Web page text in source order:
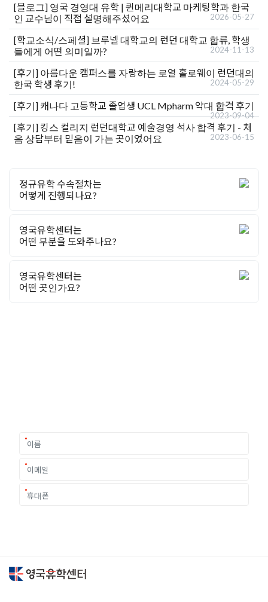
[블로그] 영국 경영대 유학 | 퀸메리대학교 마케팅학과 한국
인 교수님이 직접 설명해주셨어요
2026-05-27
[학교소식/스페셜] 브루넬 대학교의 런던 대학교 합류, 학생
들에게 어떤 의미일까?
2024-11-13
[후기] 아름다운 캠퍼스를 자랑하는 로열 홀로웨이 런던대의
한국 학생 후기!
2024-05-29
[후기] 캐나다 고등학교 졸업생 UCL Mpharm 약대 합격 후기
2023-09-04
[후기] 킹스 컬리지 런던대학교 예술경영 석사 합격 후기 - 처
음 상담부터 믿음이 가는 곳이었어요
2023-06-15
정규유학 수속절차는
어떻게 진행되나요?
영국유학센터는
어떤 부분을 도와주나요?
영국유학센터는
어떤 곳인가요?